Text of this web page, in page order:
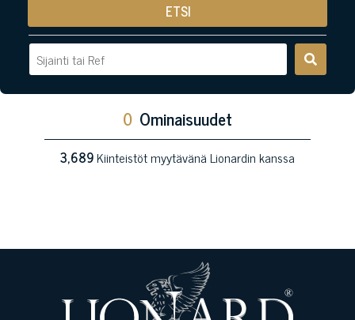
ETSI
0 Ominaisuudet
3,689Kiinteistöt myytävänä Lionardin kanssa